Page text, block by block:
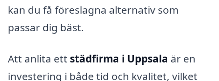
kan du få föreslagna alternativ som
passar dig bäst.
Att anlita ett städfirma i Uppsala är en
investering i både tid och kvalitet, vilket